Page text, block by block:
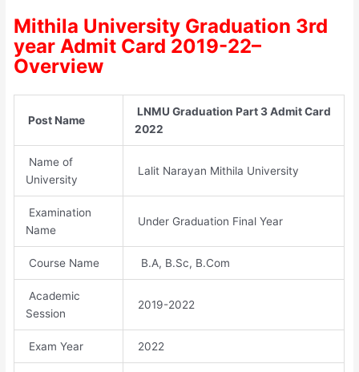
Mithila University Graduation 3rd
year Admit Card 2019-22–
Overview
Post Name
LNMU Graduation Part 3 Admit Card
2022
Name of
University
Lalit Narayan Mithila University
Examination
Name
Under Graduation Final Year
Course Name B.A, B.Sc, B.Com
Academic
Session
2019-2022
Exam Year 2022